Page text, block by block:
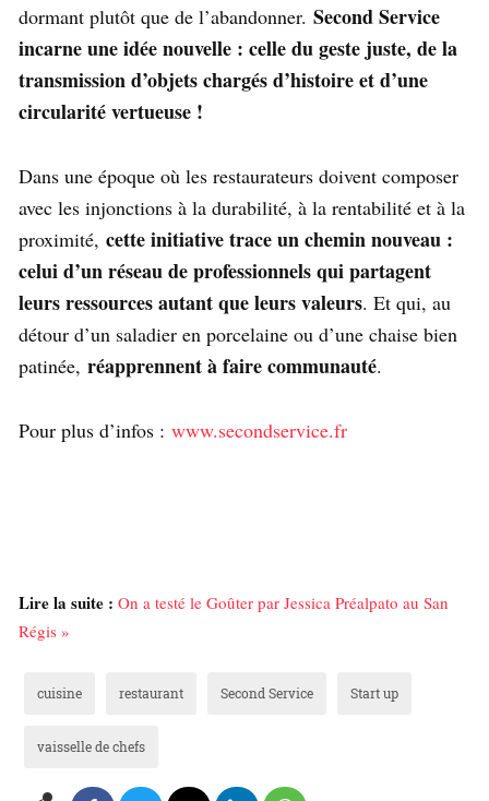
dormant plutôt que de l’abandonner. Second Service
incarne une idée nouvelle : celle du geste juste, de la
transmission d’objets chargés d’histoire et d’une
circularité vertueuse !
Dans une époque où les restaurateurs doivent composer
avec les injonctions à la durabilité, à la rentabilité et à la
proximité, cette initiative trace un chemin nouveau :
celui d’un réseau de professionnels qui partagent
leurs ressources autant que leurs valeurs. Et qui, au
détour d’un saladier en porcelaine ou d’une chaise bien
patinée, réapprennent à faire communauté.
Pour plus d’infos : www.secondservice.fr
Lire la suite : On a testé le Goûter par Jessica Préalpato au San
Régis »
cuisine restaurant Second Service Start up
vaisselle de chefs